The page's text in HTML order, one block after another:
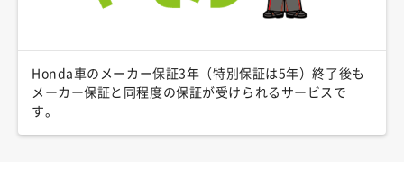
Honda車のメーカー保証3年（特別保証は5年）終了後も
メーカー保証と同程度の保証が受けられるサービスで
す。